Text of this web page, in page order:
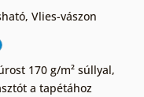
, Vlies-vászon
170 g/m² súllyal,
a tapétához